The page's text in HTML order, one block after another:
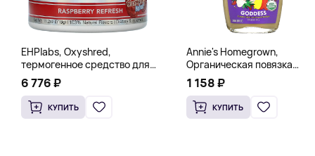
EHPlabs, Oxyshred,
термогенное средство для
сжигания жира, малиновое
освежение, 318 г (11,2 унции)
6 776 ₽
КУПИТЬ
Annie's Homegrown,
Органическая повязка
«Богиня», 236 мл (8 жидк.
унц.)
1 158 ₽
КУПИТЬ